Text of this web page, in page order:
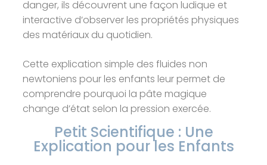
danger, ils découvrent une façon ludique et
interactive d’observer les propriétés physiques
des matériaux du quotidien.
Cette explication simple des fluides non
newtoniens pour les enfants leur permet de
comprendre pourquoi la pâte magique
change d’état selon la pression exercée.
Petit Scientifique : Une
Explication pour les Enfants